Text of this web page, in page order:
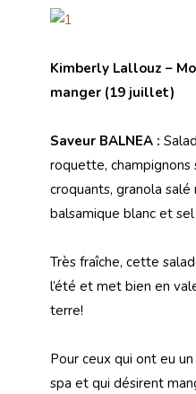
Kimberly Lallouz –
manger (19 juillet)
Saveur BALNEA :
roquette,
croquants, granola salé
balsamique blanc et
Très fraîche, cette
l’été et met bien en
terre!
Pour ceux qui ont eu
spa et qui désirent